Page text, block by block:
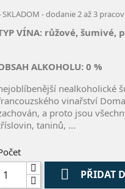
SKLADOM - dodanie 2 až 3
VÍNA: růžové, šumivé,
ALKOHOLU:0 %
nealkoholické
vinařství
a proto jsou
taninů, ...
 PŘIDAT